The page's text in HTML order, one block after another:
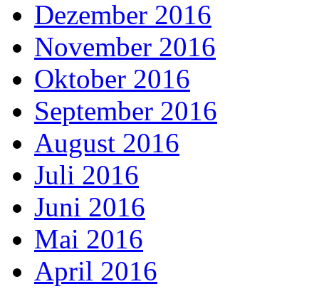
Dezember 2016
November 2016
Oktober 2016
September 2016
August 2016
Juli 2016
Juni 2016
Mai 2016
April 2016